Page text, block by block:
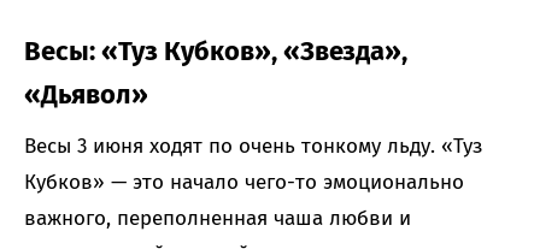
Весы: «Туз Кубков», «Звезда»,
«Дьявол»
Весы 3 июня ходят по очень тонкому льду. «Туз
Кубков» — это начало чего-то эмоционально
важного, переполненная чаша любви и